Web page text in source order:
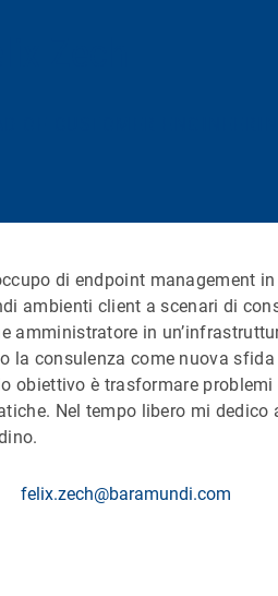
di endpoint management
ambienti client a scenari di
amministratore in
la consulenza come nuova
obiettivo è trasformare
Nel tempo libero mi
felix.zech@baramundi.com